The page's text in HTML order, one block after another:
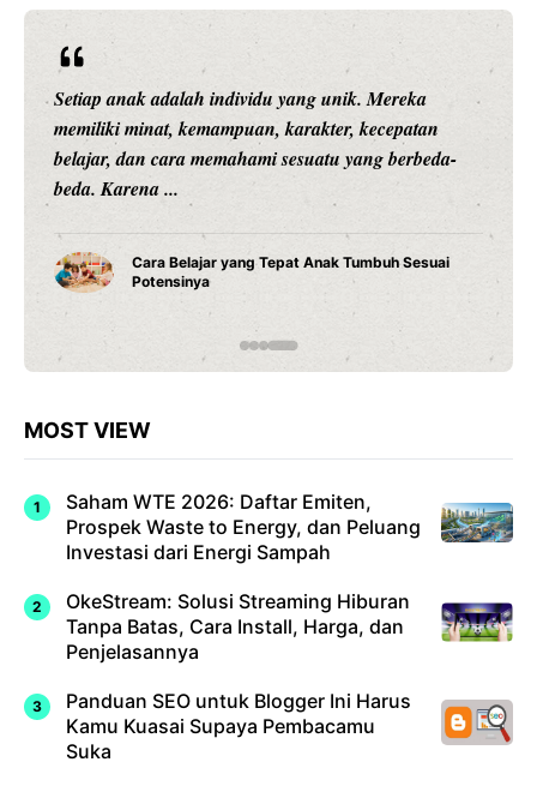
Rekor Pertemuan Indonesia vs Singapura:
Lebih Unggul, tetapi The Lions Tak Pernah
Dikalahkan JAKARTA – Pertandingan
...
Rekor Indonesia vs Singapura: Garuda
Dominan Jelang ASEAN Hyundai Cup 2026
MOST VIEW
Saham WTE 2026: Daftar Emiten,
Prospek Waste to Energy, dan Peluang
Investasi dari Energi Sampah
OkeStream: Solusi Streaming Hiburan
Tanpa Batas, Cara Install, Harga, dan
Penjelasannya
Panduan SEO untuk Blogger Ini Harus
Kamu Kuasai Supaya Pembacamu
Suka